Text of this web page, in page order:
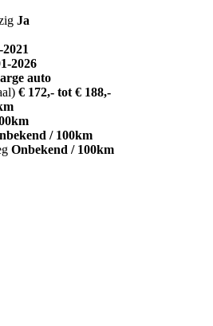
Ja
2026
auto
€ 172,- tot € 188,-
/ 100km
Onbekend / 100km